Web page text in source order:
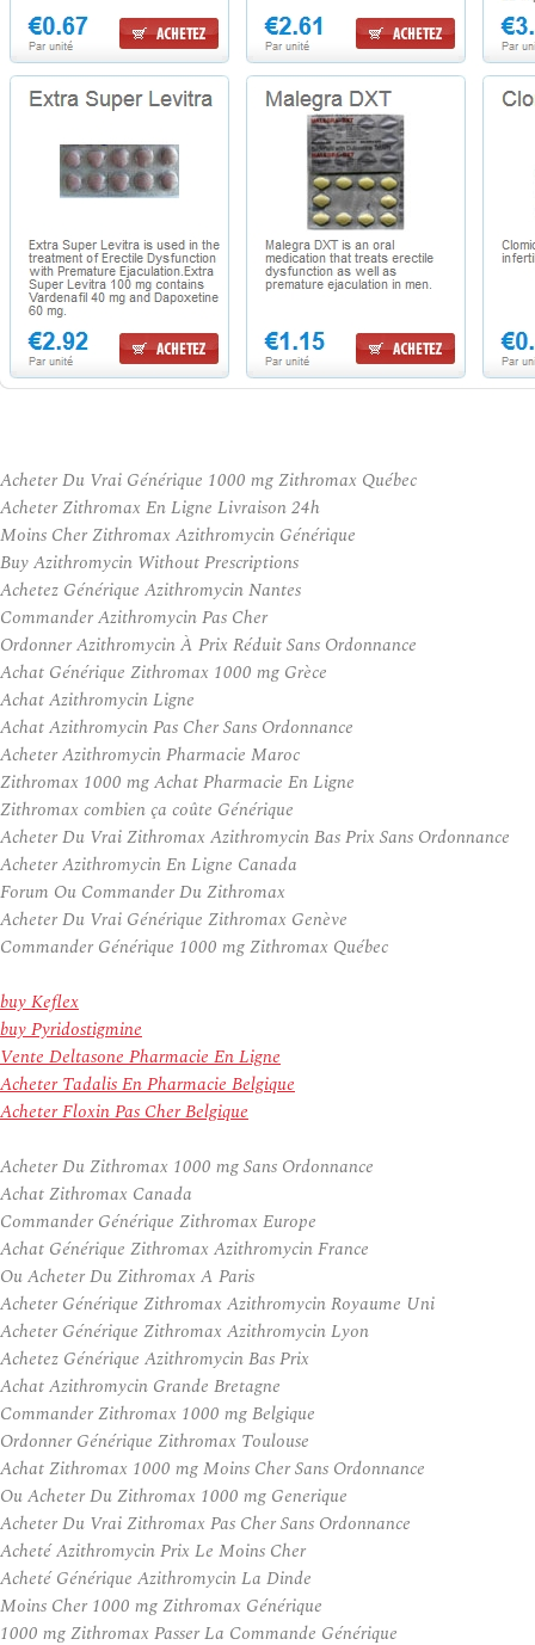
Acheter Du Vrai Générique 1000 mg Zithromax Québec
Acheter Zithromax En Ligne Livraison 24h
Moins Cher Zithromax Azithromycin Générique
Buy Azithromycin Without Prescriptions
Achetez Générique Azithromycin Nantes
Commander Azithromycin Pas Cher
Ordonner Azithromycin À Prix Réduit Sans Ordonnance
Achat Générique Zithromax 1000 mg Grèce
Achat Azithromycin Ligne
Achat Azithromycin Pas Cher Sans Ordonnance
Acheter Azithromycin Pharmacie Maroc
Zithromax 1000 mg Achat Pharmacie En Ligne
Zithromax combien ça coûte Générique
Acheter Du Vrai Zithromax Azithromycin Bas Prix Sans Ordonnance
Acheter Azithromycin En Ligne Canada
Forum Ou Commander Du Zithromax
Acheter Du Vrai Générique Zithromax Genève
Commander Générique 1000 mg Zithromax Québec
buy Keflex
buy Pyridostigmine
Vente Deltasone Pharmacie En Ligne
Acheter Tadalis En Pharmacie Belgique
Acheter Floxin Pas Cher Belgique
Acheter Du Zithromax 1000 mg Sans Ordonnance
Achat Zithromax Canada
Commander Générique Zithromax Europe
Achat Générique Zithromax Azithromycin France
Ou Acheter Du Zithromax A Paris
Acheter Générique Zithromax Azithromycin Royaume Uni
Acheter Générique Zithromax Azithromycin Lyon
Achetez Générique Azithromycin Bas Prix
Achat Azithromycin Grande Bretagne
Commander Zithromax 1000 mg Belgique
Ordonner Générique Zithromax Toulouse
Achat Zithromax 1000 mg Moins Cher Sans Ordonnance
Ou Acheter Du Zithromax 1000 mg Generique
Acheter Du Vrai Zithromax Pas Cher Sans Ordonnance
Acheté Azithromycin Prix Le Moins Cher
Acheté Générique Azithromycin La Dinde
Moins Cher 1000 mg Zithromax Générique
1000 mg Zithromax Passer La Commande Générique